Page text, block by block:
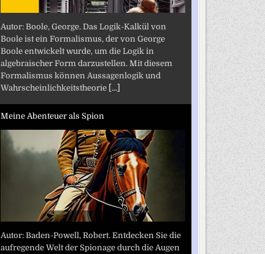
Autor: Boole, George. Das Logik-Kalkül von
Boole ist ein Formalismus, der von George
Boole entwickelt wurde, um die Logik in
algebraischer Form darzustellen. Mit diesem
Formalismus können Aussagenlogik und
Wahrscheinlichkeitstheorie [...]
Meine Abenteuer als Spion
Autor: Baden-Powell, Robert. Entdecken Sie die
aufregende Welt der Spionage durch die Augen